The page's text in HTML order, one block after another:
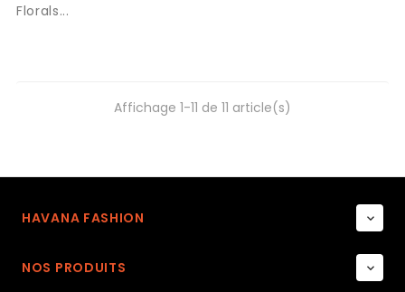
Florals...
Affichage 1-11 de 11 article(s)
HAVANA FASHION 
NOS PRODUITS 